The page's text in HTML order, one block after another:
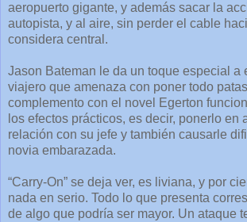
aeropuerto gigante, y además sacar la
autopista, y al aire, sin perder el cable
considera central.
Jason Bateman le da un toque especial a
viajero que amenaza con poner todo
complemento con el novel Egerton
los efectos prácticos, es decir, ponerlo en
relación con su jefe y también causarle
novia embarazada.
“Carry-On” se deja ver, es liviana, y por
nada en serio. Todo lo que presenta
de algo que podría ser mayor. Un ataque